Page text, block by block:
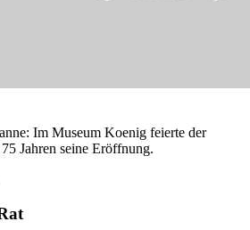
Im Museum Koenig feierte der
Jahren seine Eröffnung.